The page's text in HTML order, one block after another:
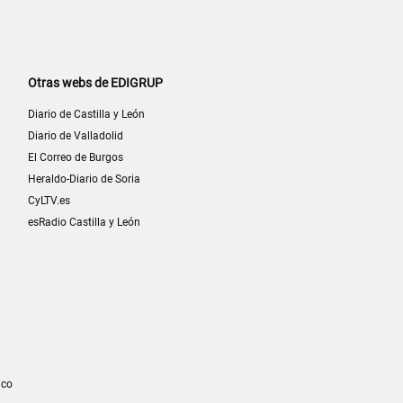
Otras webs de EDIGRUP
Diario de Castilla y León
Diario de Valladolid
El Correo de Burgos
Heraldo-Diario de Soria
CyLTV.es
esRadio Castilla y León